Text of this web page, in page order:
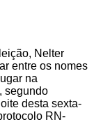
Nelter
entre os nomes
na
segundo
desta sexta-
RN-